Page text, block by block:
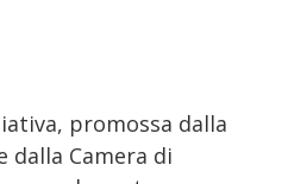
promossa dalla
dalla Camera di